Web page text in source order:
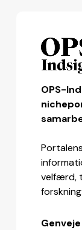
OPS-
velfærd,
forskning.
Genveje